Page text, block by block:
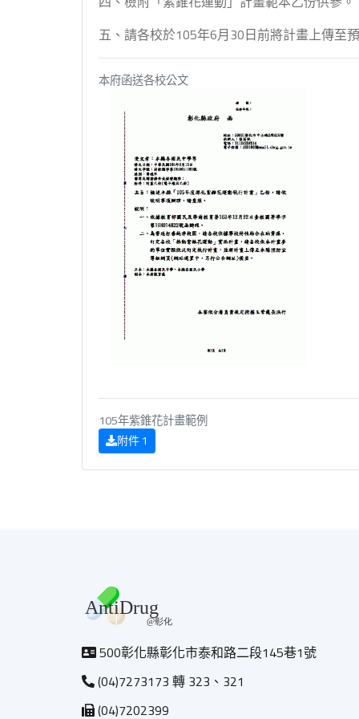
五、請各校於105年6月30日前將計畫上傳至
本府函送各校公文
105年紫錐花計畫範例
附件 1
500彰化縣彰化市泰和路二段145巷1號
(04)7273173 轉 323、321
(04)7202399